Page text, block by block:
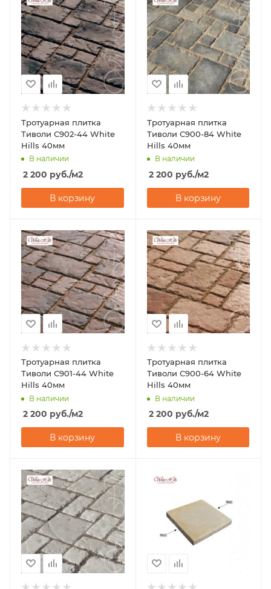
Тротуарная плитка
Тиволи С902-44 White
Hills 40мм
В наличии
2 200 руб./м2
В корзину
Тротуарная плитка
Тиволи С900-84 White
Hills 40мм
В наличии
2 200 руб./м2
В корзину
Тротуарная плитка
Тиволи С901-44 White
Hills 40мм
В наличии
2 200 руб./м2
В корзину
Тротуарная плитка
Тиволи С900-64 White
Hills 40мм
В наличии
2 200 руб./м2
В корзину